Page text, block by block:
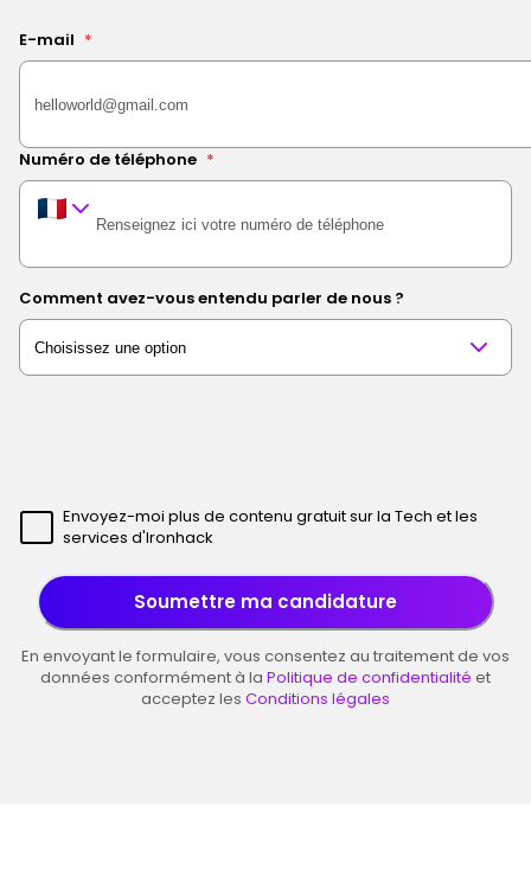
E-mail *
Numéro de téléphone *
Comment avez-vous entendu parler de nous ?
Envoyez-moi plus de contenu gratuit sur la Tech et les
services d'Ironhack
Soumettre ma candidature
En envoyant le formulaire, vous consentez au traitement de vos
données conformément à la Politique de confidentialité et
acceptez les Conditions légales